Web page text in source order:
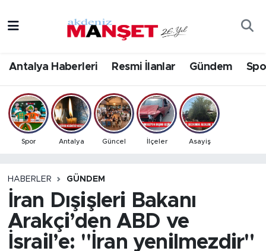
Antalya Haberleri Resmi İlanlar Gündem
Spor Antalya Güncel İlçeler Asayiş
HABERLER GÜNDEM
İran Dışişleri Bakanı
Arakçi’den ABD ve
İsrail’e: "İran yenilmezdir"
Bilim & Teknoloji
Eğitim
Ekonomi
Gündem
İlçeler
Antalya Hava Durumu
Antalya Namaz Vakitleri
Antalya Trafik Yoğunluk Haritası
Tüm Manşetler
Son Dakika Haberleri